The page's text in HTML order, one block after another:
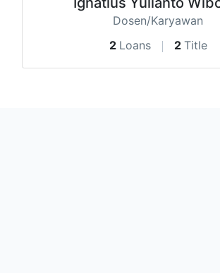
Dosen/Karyawan
2 Loans 2 Title